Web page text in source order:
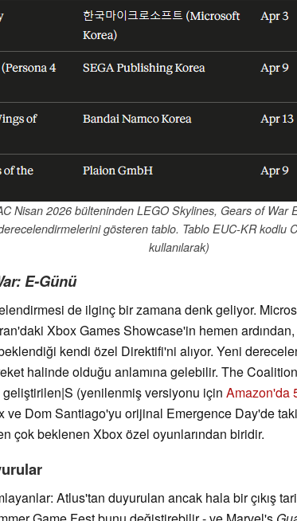
Nisan 2026 bülteninden LEGO Skylines, Gears of War
gösteren tablo. Tablo EUC-KR kodlu
kullanılarak)
E-Günü
de ilginç bir zamana denk geliyor.
Xbox Games Showcase'in hemen ardından,
kendi özel Direktifi'ni alıyor. Yeni
halinde olduğu anlamına gelebilir. The
(yenilenmiş versiyonu için Amazon'da
ve Dom Santiago'yu orijinal Emergence Day'de
çok beklenen Xbox özel oyunlarından biridir.
Atlus'tan duyurulan ancak hala bir çıkış